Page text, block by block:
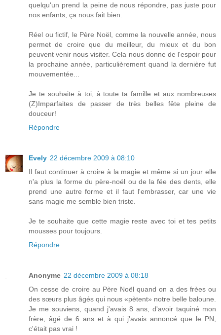
quelqu'un prend la peine de nous répondre, pas juste pour
nos enfants, ça nous fait bien.
Réel ou fictif, le Père Noël, comme la nouvelle année, nous
permet de croire que du meilleur, du mieux et du bon
peuvent venir nous visiter. Cela nous donne de l'espoir pour
la prochaine année, particulièrement quand la dernière fut
mouvementée...
Je te souhaite à toi, à toute ta famille et aux nombreuses
(Z)Imparfaites de passer de très belles fête pleine de
douceur!
Répondre
Evely 22 décembre 2009 à 08:10
Il faut continuer à croire à la magie et même si un jour elle
n'a plus la forme du père-noël ou de la fée des dents, elle
prend une autre forme et il faut l'embrasser, car une vie
sans magie me semble bien triste.
Je te souhaite que cette magie reste avec toi et tes petits
mousses pour toujours.
Répondre
Anonyme 22 décembre 2009 à 08:18
On cesse de croire au Père Noël quand on a des frèes ou
des sœurs plus âgés qui nous «pètent» notre belle baloune.
Je me souviens, quand j'avais 8 ans, d'avoir taquiné mon
frère, âgé de 6 ans et à qui j'avais annoncé que le PN,
c'était pas vrai !